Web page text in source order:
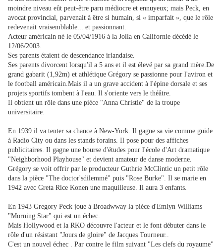
moindre niveau eût peut-être paru médiocre et ennuyeux; mais Peck, en
avocat provincial, parvenait à être si humain, si « imparfait », que le rôle
redevenait vraisemblable... et passionnant.
Acteur américain né le 05/04/1916 à la Jolla en Californie décédé le
12/06/2003.
Ses parents étaient de descendance irlandaise.
Ses parents divorcent lorsqu'il a 5 ans et il est élevé par sa grand mère.De
grand gabarit (1,92m) et athlétique Grégory se passionne pour l'aviron et
le football américain.Mais il a un grave accident à l'épine dorsale et ses
projets sportifs tombent à l'eau. Il s'oriente vers le théâtre.
Il obtient un rôle dans une pièce "Anna Christie" de la troupe
universitaire.
En 1939 il va tenter sa chance à New-York. Il gagne sa vie comme guide
à Radio City ou dans les stands forains. Il pose pour des affiches
publicitaires. Il gagne une bourse d'études pour l'école d'Art dramatique
"Neighborhood Playhouse" et devient amateur de danse moderne.
Grégory se voit offrir par le producteur Guthrie McClintic un petit rôle
dans la pièce "The doctor'sdilemmé" puis "Rose Burke". Il se marie en
1942 avec Greta Rice Konen une maquilleuse. Il aura 3 enfants.
En 1943 Gregory Peck joue à Broadwway la pièce d'Emlyn Williams
"Morning Star" qui est un échec.
Mais Hollywood et la RKO découvre l'acteur et le font débuter dans le
rôle d'un résistant "Jours de gloire" de Jacques Tourneur..
C'est un nouvel échec . Par contre le film suivant "Les clefs du royaume"